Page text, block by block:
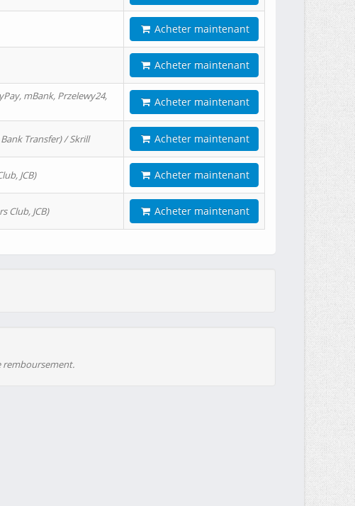
Acheter maintenant
Acheter maintenant
mBank, Przelewy24,
Acheter maintenant
Transfer) / Skrill Acheter maintenant
JCB) Acheter maintenant
Club, JCB) Acheter maintenant
remboursement.